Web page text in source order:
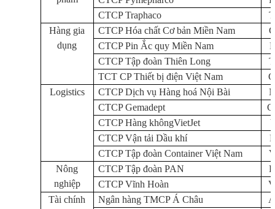
CTCP Traphaco
Hàng gia
dụng
CTCP Hóa chất Cơ bản Miền Nam
CTCP Pin Ắc quy Miền Nam
CTCP Tập đoàn Thiên Long
TCT CP Thiết bị điện Việt Nam
Logistics
CTCP Dịch vụ Hàng hoá Nội Bài
CTCP Gemadept
CTCP Hàng khôngVietJet
CTCP Vận tải Dầu khí
CTCP Tập đoàn Container Việt Nam
Nông
nghiệp
CTCP Tập đoàn PAN
CTCP Vĩnh Hoàn
Tài chính
Ngân hàng TMCP Á Châu